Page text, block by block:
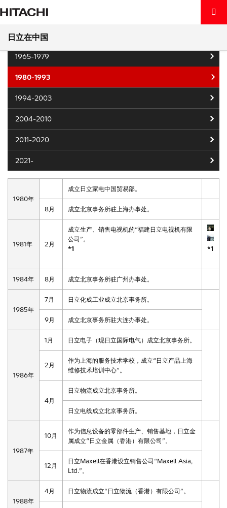
日立在中国
产品及解决方案
产品及解决方案
数字系统及服务
医疗健康
楼宇系统
关于日立
关于日立
全球日立
日立中国
洞察
洞察
洞察
日立触角
可持续发展
可持续发展
环境
新闻中心
新闻中心
日立在中国·e通讯
中国 / ZH
中文
Global Network
联系我们
首页 关于日立
1965-1979
1980-1993
1994-2003
2004-2010
2011-2020
2021-
1980年
成立日立家电中国贸易部。
8月 成立北京事务所驻上海办事处。
1981年 2月
成立生产、销售电视机的“福建日立电视机有限
公司”。
*1
*1
1984年 8月 成立北京事务所驻广州办事处。
1985年
7月 日立化成工业成立北京事务所。
9月 成立北京事务所驻大连办事处。
1986年
1月 日立电子（现日立国际电气）成立北京事务所。
2月
作为上海的服务技术学校，成立“日立产品上海
维修技术培训中心”。
4月
日立物流成立北京事务所。
日立电线成立北京事务所。
1987年
10月
作为信息设备的零部件生产、销售基地，日立金
属成立“日立金属（香港）有限公司”。
12月
日立Maxell在香港设立销售公司“Maxell Asia,
Ltd.”。
1988年
4月 日立物流成立“日立物流（香港）有限公司”。